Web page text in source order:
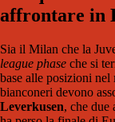
affrontare in
Sia il Milan che la
league phase che si
base alle posizioni nel
bianconeri devono
Leverkusen, che due